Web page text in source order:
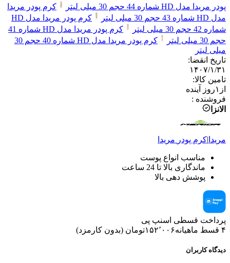
پودر مریدا مدل HD شماره 44 حجم 30 میلی لیتر
کرم پودر مریدا
مدل HD شماره 43 حجم 30 میلی لیتر
کرم پودر مریدا مدل HD
شماره 42 حجم 30 میلی لیتر
کرم پودر مریدا مدل HD شماره 41
حجم 30 میلی لیتر
کرم پودر مریدا مدل HD شماره 40 حجم 30
میلی لیتر
تاریخ انقضا:
۱۴۰۷/۱/۳۱
تامین کالا:
از ۱روز آینده
فروشنده :
الانزا
مریدا |کرم پودر مریدا
مناسب انواع پوست
ماندگاری بالا تا 24 ساعت
پوشش دهی بالا
پرداخت قسطی اسنپ پی
۴ قسط ماهیانه
۱۵۲٬۰۰۶تومان (بدون کارمزد)
دیدگاه کاربران